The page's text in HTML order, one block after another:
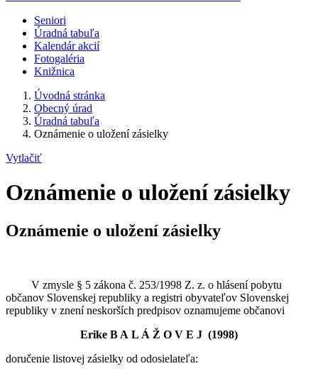
Seniori
Úradná tabuľa
Kalendár akcií
Fotogaléria
Knižnica
Úvodná stránka
Obecný úrad
Úradná tabuľa
Oznámenie o uložení zásielky
Vytlačiť
Oznámenie o uložení zásielky
Oznámenie o uložení zásielky
V zmysle § 5 zákona č. 253/1998 Z. z. o hlásení pobytu
občanov Slovenskej republiky a registri obyvateľov Slovenskej
republiky v znení neskorších predpisov oznamujeme občanovi
Erike B A L Á Ž O V E J (1998)
doručenie listovej zásielky od odosielateľa: